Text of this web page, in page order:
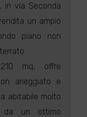
in via Seconda
un ampio
piano non
mq, offre
arieggiato e
abitabile molto
da un ottimo